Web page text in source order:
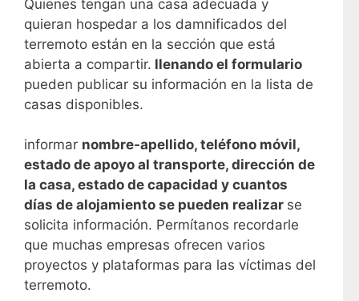
Quienes tengan una casa adecuada y
quieran hospedar a los damnificados del
terremoto están en la sección que está
abierta a compartir. llenando el formulario
pueden publicar su información en la lista de
casas disponibles.
informar nombre-apellido, teléfono móvil,
estado de apoyo al transporte, dirección de
la casa, estado de capacidad y cuantos
días de alojamiento se pueden realizar se
solicita información. Permítanos recordarle
que muchas empresas ofrecen varios
proyectos y plataformas para las víctimas del
terremoto.